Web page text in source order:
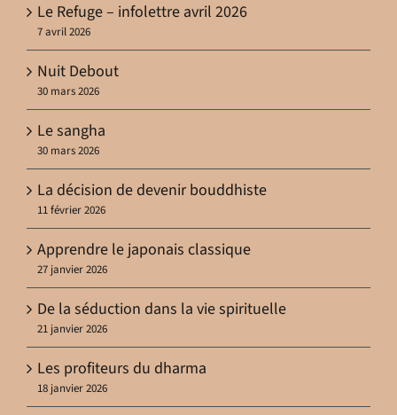
Le Refuge – infolettre avril 2026
7 avril 2026
Nuit Debout
30 mars 2026
Le sangha
30 mars 2026
La décision de devenir bouddhiste
11 février 2026
Apprendre le japonais classique
27 janvier 2026
De la séduction dans la vie spirituelle
21 janvier 2026
Les profiteurs du dharma
18 janvier 2026